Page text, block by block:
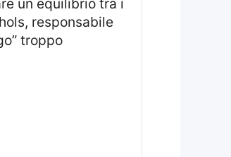
responsabile
troppo